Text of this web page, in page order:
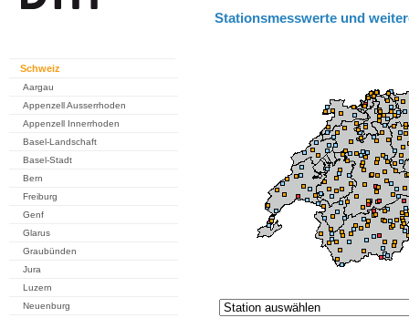
Schweiz
Aargau
Appenzell Ausserrhoden
Appenzell Innerrhoden
Basel-Landschaft
Basel-Stadt
Bern
Freiburg
Genf
Glarus
Graubünden
Jura
Luzern
Neuenburg
Stationsmesswerte und